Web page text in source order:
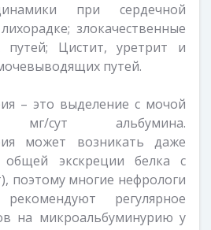
при сердечной
злокачественные
путей; Цистит, уретрит и
путей.
– это выделение с мочой
сут альбумина.
может возникать даже
экскреции белка с
поэтому многие нефрологи
регулярное
на микроальбуминурию у